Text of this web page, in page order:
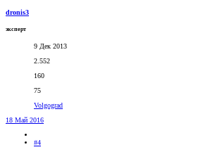
dronis3
эксперт
9 Дек 2013
2.552
160
75
Volgograd
18 Май 2016
#4